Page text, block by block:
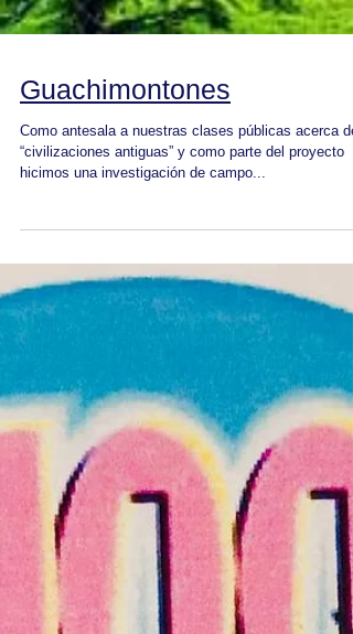
Guachimontones
Como antesala a nuestras clases públicas acerca de